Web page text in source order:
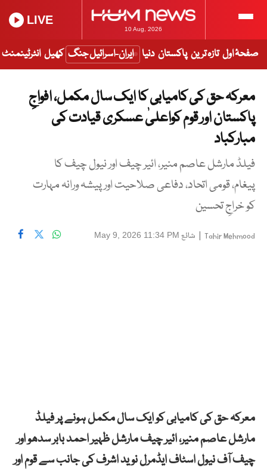
10 Aug, 2026
LIVE
صفحۂ اول تازہ ترین پاکستان دنیا ایران-اسرائیل جنگ کھیل انٹرٹینمنٹ
معرکہ حق کی کامیابی کا ایک سال مکمل، افواجِ
پاکستان اور قوم کواعلیٰ عسکری قیادت کی
مبارکباد
فیلڈ مارشل عاصم منیر، ائیر چیف اور نیول چیف کا
پیغام، قومی اتحاد، دفاعی صلاحیت اور پیشہ ورانہ مہارت
کو خراجِ تحسین
Tahir Mehmood
| شائع May 9, 2026 11:34 PM
معرکہ حق کی کامیابی کو ایک سال مکمل ہونے پر فیلڈ
مارشل عاصم منیر، ائیر چیف مارشل ظہیر احمد بابر سدھو اور
چیف آف نیول اسٹاف ایڈمرل نوید اشرف کی جانب سے قوم اور